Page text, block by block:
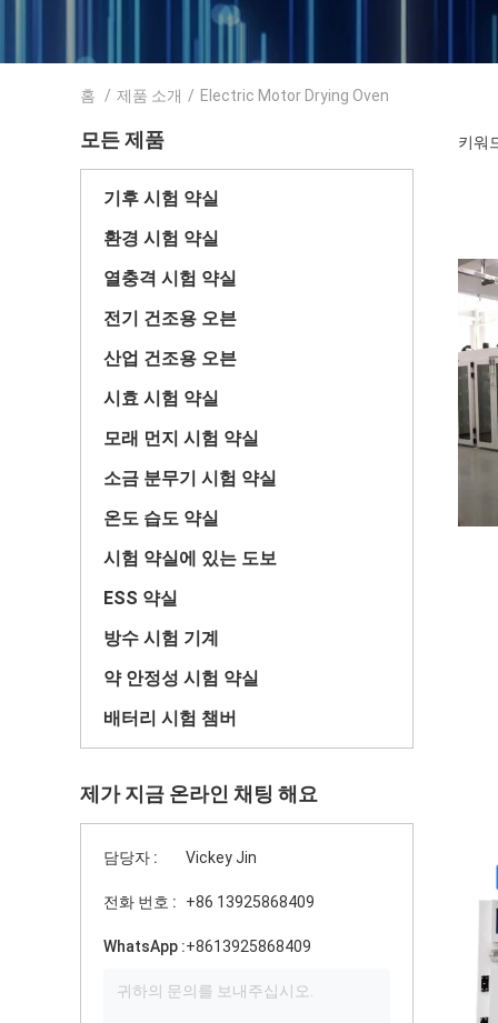
홈 / 제품 소개 / Electric Motor Drying Oven
모든 제품
기후 시험 약실
환경 시험 약실
열충격 시험 약실
전기 건조용 오븐
산업 건조용 오븐
시효 시험 약실
모래 먼지 시험 약실
소금 분무기 시험 약실
온도 습도 약실
시험 약실에 있는 도보
ESS 약실
방수 시험 기계
약 안정성 시험 약실
배터리 시험 챔버
제가 지금 온라인 채팅 해요
담당자 : Vickey Jin
전화 번호 : +86 13925868409
WhatsApp :+8613925868409
키워